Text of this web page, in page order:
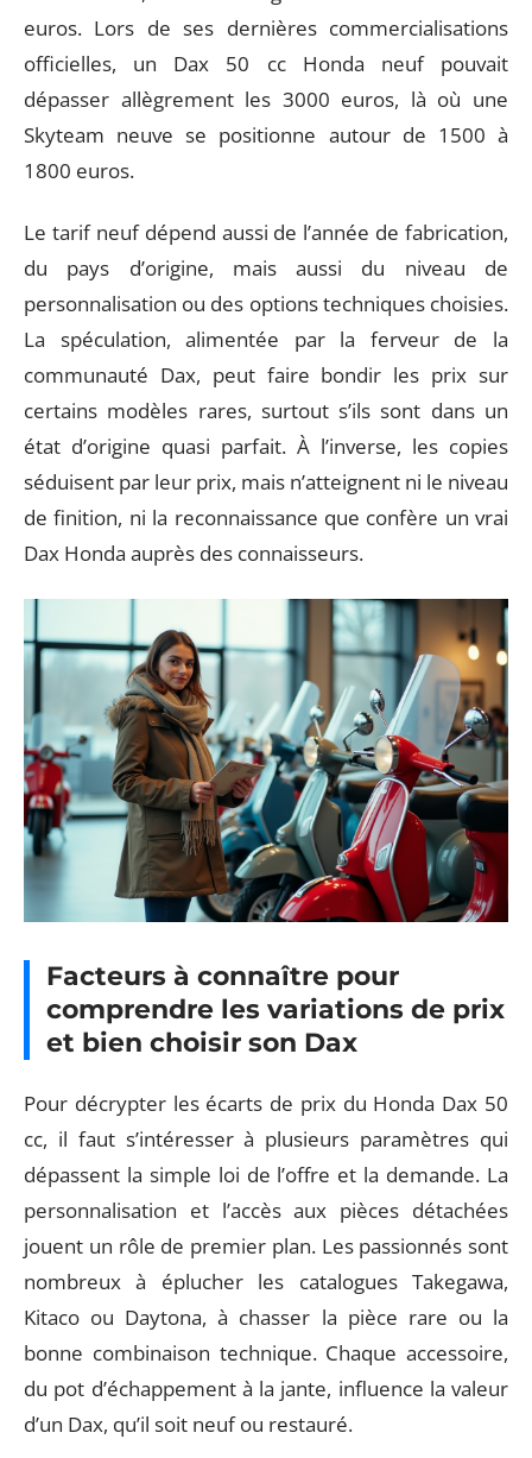
euros. Lors de ses dernières commercialisations
officielles, un Dax 50 cc Honda neuf pouvait
dépasser allègrement les 3000 euros, là où une
Skyteam neuve se positionne autour de 1500 à
1800 euros.
Le tarif neuf dépend aussi de l’année de fabrication,
du pays d’origine, mais aussi du niveau de
personnalisation ou des options techniques choisies.
La spéculation, alimentée par la ferveur de la
communauté Dax, peut faire bondir les prix sur
certains modèles rares, surtout s’ils sont dans un
état d’origine quasi parfait. À l’inverse, les copies
séduisent par leur prix, mais n’atteignent ni le niveau
de finition, ni la reconnaissance que confère un vrai
Dax Honda auprès des connaisseurs.
Facteurs à connaître pour
comprendre les variations de prix
et bien choisir son Dax
Pour décrypter les écarts de prix du Honda Dax 50
cc, il faut s’intéresser à plusieurs paramètres qui
dépassent la simple loi de l’offre et la demande. La
personnalisation et l’accès aux pièces détachées
jouent un rôle de premier plan. Les passionnés sont
nombreux à éplucher les catalogues Takegawa,
Kitaco ou Daytona, à chasser la pièce rare ou la
bonne combinaison technique. Chaque accessoire,
du pot d’échappement à la jante, influence la valeur
d’un Dax, qu’il soit neuf ou restauré.